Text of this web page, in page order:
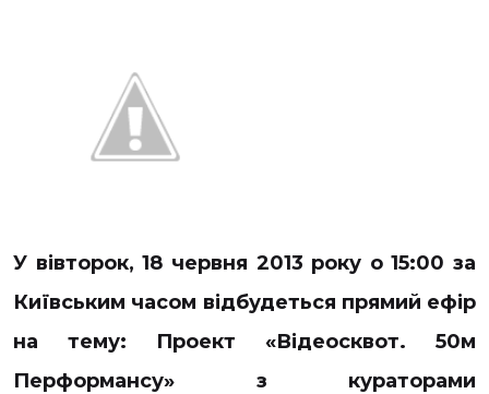
У вівторок, 18 червня 2013 року о 15:00 за
Київським часом відбудеться прямий ефір
на тему: Проект «Відеосквот. 50м
Перформансу» з кураторами